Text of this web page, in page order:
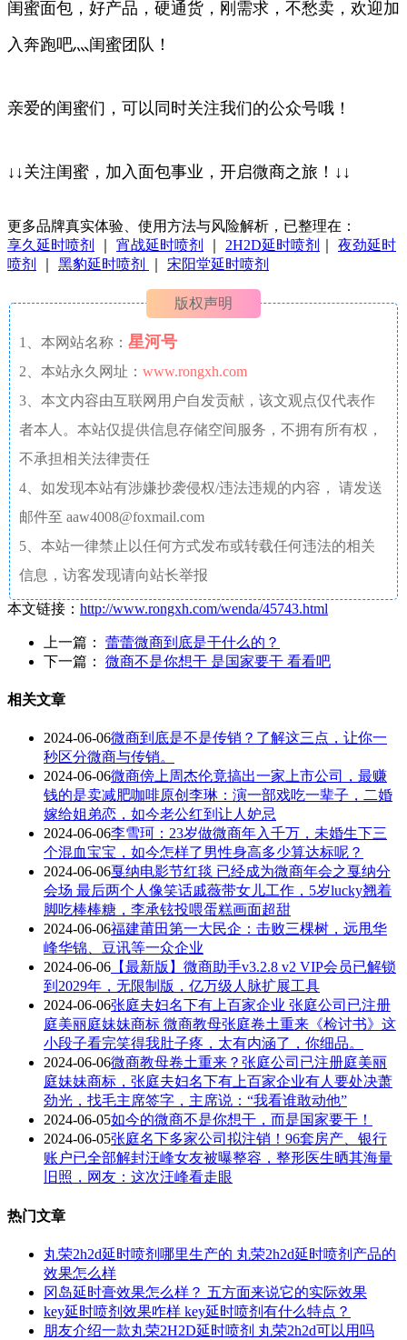
闺蜜面包，好产品，硬通货，刚需求，不愁卖，欢迎加
入奔跑吧灬闺蜜团队！
亲爱的闺蜜们，可以同时关注我们的公众号哦！
↓↓关注闺蜜，加入面包事业，开启微商之旅！↓↓
更多品牌真实体验、使用方法与风险解析，已整理在：
享久延时喷剂
宵战延时喷剂 2H2D延时喷剂
夜劲延时
喷剂
黑豹延时喷剂 宋阳堂延时喷剂
版权声明
1、本网站名称： 星河号
2、本站永久网址： www.rongxh.com
3、本文内容由互联网用户自发贡献，该文观点仅代表作
者本人。本站仅提供信息存储空间服务，不拥有所有权，
不承担相关法律责任
4、如发现本站有涉嫌抄袭侵权/违法违规的内容， 请发送
邮件至 aaw4008@foxmail.com
5、本站一律禁止以任何方式发布或转载任何违法的相关
信息，访客发现请向站长举报
本文链接： http://www.rongxh.com/wenda/45743.html
上一篇： 蕾蕾微商到底是干什么的？
下一篇： 微商不是你想干 是国家要干 看看吧
相关文章
2024-06-06微商到底是不是传销？了解这三点，让你一
秒区分微商与传销。
2024-06-06微商傍上周杰伦竟搞出一家上市公司，最赚
钱的是卖减肥咖啡原创李琳：演一部戏吃一辈子，二婚
嫁给姐弟恋，如今老公红到让人妒忌
2024-06-06李雪珂：23岁做微商年入千万，未婚生下三
个混血宝宝，如今怎样了男性身高多少算达标呢？
2024-06-06戛纳电影节红毯 已经成为微商年会之戛纳分
会场 最后两个人像笑话戚薇带女儿工作，5岁lucky翘着
脚吃棒棒糖，李承铉投喂蛋糕画面超甜
2024-06-06福建莆田第一大民企：击败三棵树，远甩华
峰华锦、豆讯等一众企业
2024-06-06 【最新版】微商助手v3.2.8 v2 VIP会员已解锁
到2029年，无限制版，亿万级人脉扩展工具
2024-06-06张庭夫妇名下有上百家企业 张庭公司已注册
庭美丽庭妹妹商标 微商教母张庭卷土重来《检讨书》这
小段子看完笑得我肚子疼，太有内涵了，你细品。
2024-06-06微商教母卷土重来？张庭公司已注册庭美丽
庭妹妹商标，张庭夫妇名下有上百家企业有人要处决萧
劲光，找毛主席签字，主席说：“我看谁敢动他”
2024-06-05如今的微商不是你想干，而是国家要干！
2024-06-05张庭名下多家公司拟注销！96套房产、银行
账户已全部解封汪峰女友被曝整容，整形医生晒其海量
旧照，网友：这次汪峰看走眼
热门文章
丸荣2h2d延时喷剂哪里生产的 丸荣2h2d延时喷剂产品的
效果怎么样
冈岛延时膏效果怎么样？ 五方面来说它的实际效果
key延时喷剂效果咋样 key延时喷剂有什么特点？
朋友介绍一款丸荣2H2D延时喷剂 丸荣2h2d可以用吗